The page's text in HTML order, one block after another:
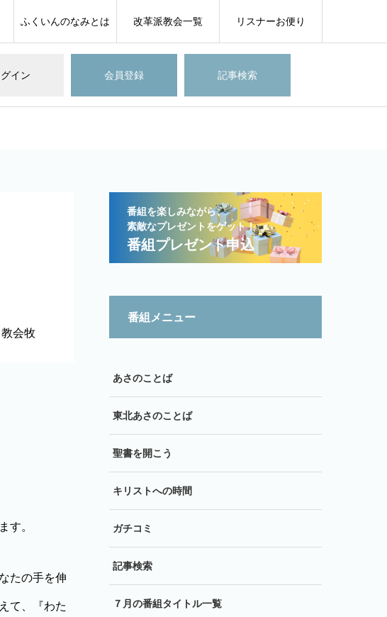
イン 会員登録 記事検索
ふくいんのなみとは 改革派教会一覧 リスナーお便り
会牧
す。
たの手を伸
て、『わた
番組を楽しみながら、
素敵なプレゼントをゲット！
番組プレゼント申込
番組メニュー
あさのことば
東北あさのことば
聖書を開こう
キリストへの時間
ガチコミ
記事検索
７月の番組タイトル一覧